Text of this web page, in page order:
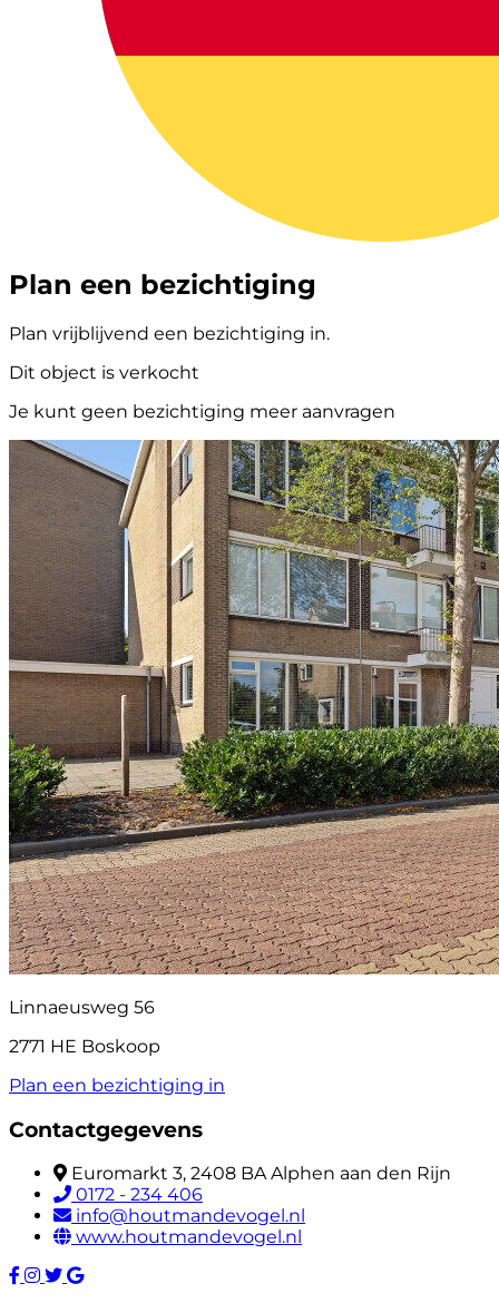
Plan een bezichtiging
Plan vrijblijvend een bezichtiging in.
Dit object is verkocht
Je kunt geen bezichtiging meer aanvragen
Linnaeusweg 56
2771 HE Boskoop
Plan een bezichtiging in
Contactgegevens
Euromarkt 3, 2408 BA Alphen aan den Rijn
0172 - 234 406
info@houtmandevogel.nl
www.houtmandevogel.nl